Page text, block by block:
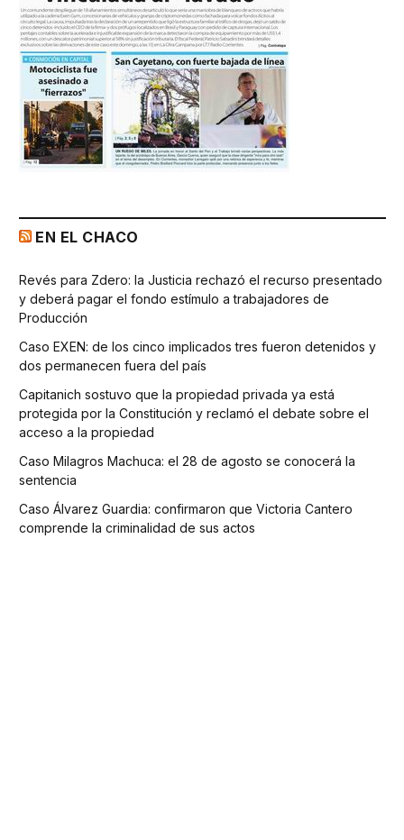
EN EL CHACO
Revés para Zdero: la Justicia rechazó el recurso presentado
y deberá pagar el fondo estímulo a trabajadores de
Producción
Caso EXEN: de los cinco implicados tres fueron detenidos y
dos permanecen fuera del país
Capitanich sostuvo que la propiedad privada ya está
protegida por la Constitución y reclamó el debate sobre el
acceso a la propiedad
Caso Milagros Machuca: el 28 de agosto se conocerá la
sentencia
Caso Álvarez Guardia: confirmaron que Victoria Cantero
comprende la criminalidad de sus actos